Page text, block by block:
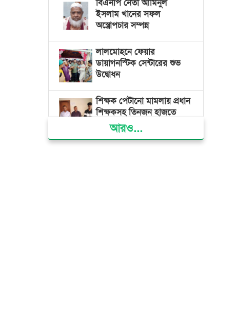
বিএনপি নেতা আমিনুল
ইসলাম খানের সফল
অস্ত্রোপচার সম্পন্ন
লালমোহনে ফেয়ার
ডায়াগনস্টিক সেন্টারের শুভ
উদ্বোধন
শিক্ষক পেটানো মামলায় প্রধান
শিক্ষকসহ তিনজন হাজতে
আরও...